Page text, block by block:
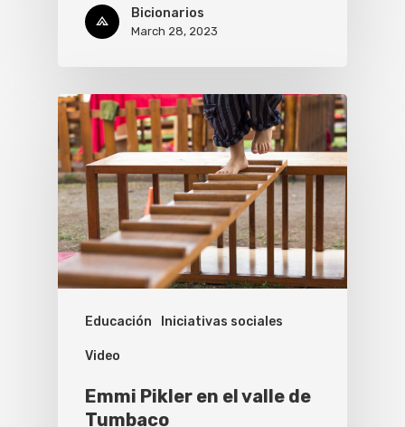
Bicionarios
March 28, 2023
Educación Iniciativas sociales
Video
Emmi Pikler en el valle de
Tumbaco